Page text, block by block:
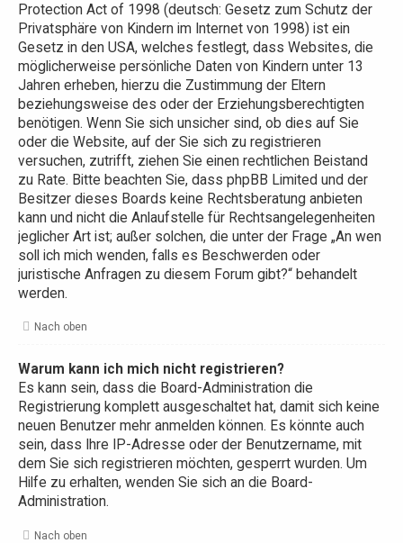
Protection Act of 1998 (deutsch: Gesetz zum Schutz der
Privatsphäre von Kindern im Internet von 1998) ist ein
Gesetz in den USA, welches festlegt, dass Websites, die
möglicherweise persönliche Daten von Kindern unter 13
Jahren erheben, hierzu die Zustimmung der Eltern
beziehungsweise des oder der Erziehungsberechtigten
benötigen. Wenn Sie sich unsicher sind, ob dies auf Sie
oder die Website, auf der Sie sich zu registrieren
versuchen, zutrifft, ziehen Sie einen rechtlichen Beistand
zu Rate. Bitte beachten Sie, dass phpBB Limited und der
Besitzer dieses Boards keine Rechtsberatung anbieten
kann und nicht die Anlaufstelle für Rechtsangelegenheiten
jeglicher Art ist; außer solchen, die unter der Frage „An wen
soll ich mich wenden, falls es Beschwerden oder
juristische Anfragen zu diesem Forum gibt?“ behandelt
werden.
Nach oben
Warum kann ich mich nicht registrieren?
Es kann sein, dass die Board-Administration die
Registrierung komplett ausgeschaltet hat, damit sich keine
neuen Benutzer mehr anmelden können. Es könnte auch
sein, dass Ihre IP-Adresse oder der Benutzername, mit
dem Sie sich registrieren möchten, gesperrt wurden. Um
Hilfe zu erhalten, wenden Sie sich an die Board-
Administration.
Nach oben